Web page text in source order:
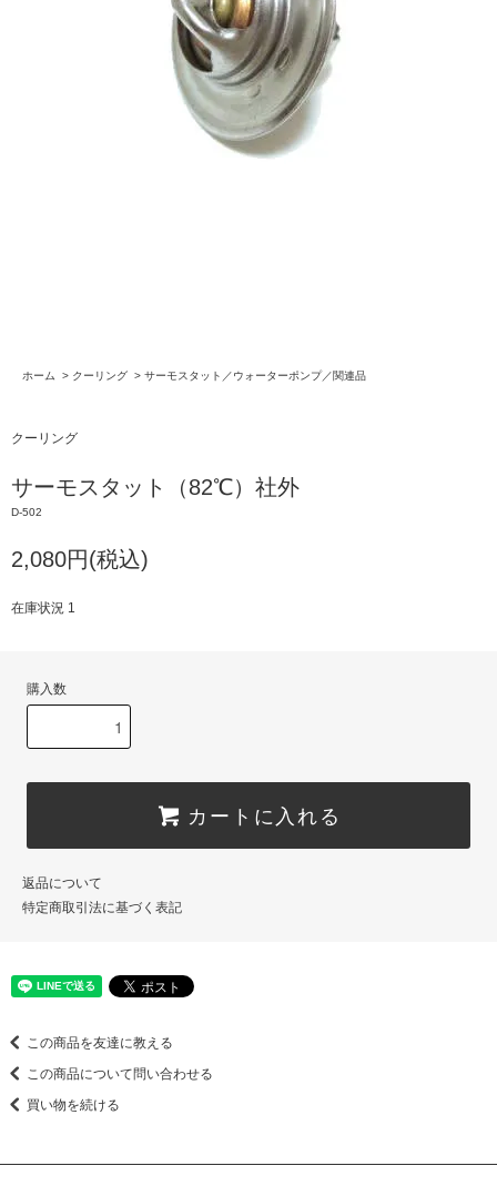
ホーム > クーリング > サーモスタット／ウォーターポンプ／関連品
クーリング
サーモスタット（82℃）社外
D-502
2,080円(税込)
在庫状況 1
購入数
カートに入れる
返品について
特定商取引法に基づく表記
この商品を友達に教える
この商品について問い合わせる
買い物を続ける